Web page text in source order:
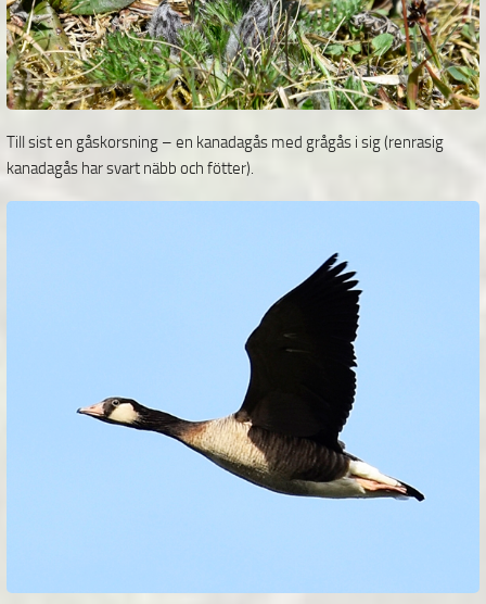
Till sist en gåskorsning – en kanadagås med grågås i sig (renrasig
kanadagås har svart näbb och fötter).